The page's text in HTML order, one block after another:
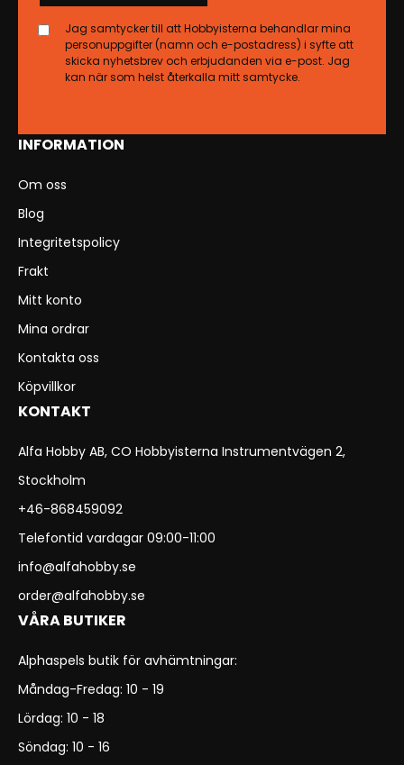
INFORMATION
Om oss
Blog
Integritetspolicy
Frakt
Mitt konto
Mina ordrar
Kontakta oss
Köpvillkor
KONTAKT
Alfa Hobby AB, CO Hobbyisterna Instrumentvägen 2,
Stockholm
+46-868459092
Telefontid vardagar 09:00-11:00
info@alfahobby.se
order@alfahobby.se
VÅRA BUTIKER
Alphaspels butik för avhämtningar:
Måndag-Fredag: 10 - 19
Lördag: 10 - 18
Söndag: 10 - 16
Jag samtycker till att Hobbyisterna behandlar mina
personuppgifter (namn och e-postadress) i syfte att
skicka nyhetsbrev och erbjudanden via e-post. Jag
kan när som helst återkalla mitt samtycke.